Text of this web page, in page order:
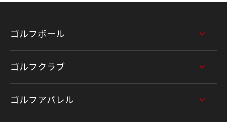
ゴルフボール
ゴルフクラブ
ゴルフアパレル